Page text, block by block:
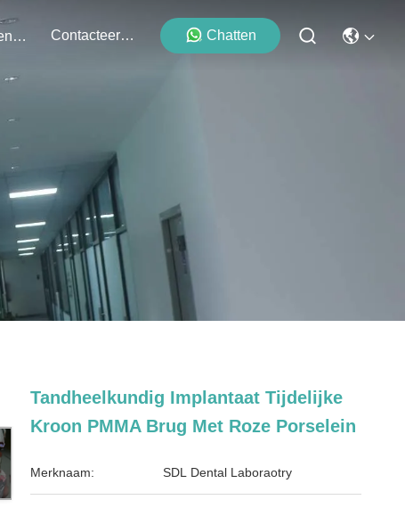
Evenementen Contacteer Ons Chatten
Tandheelkundig Implantaat Tijdelijke
Kroon PMMA Brug Met Roze Porselein
Merknaam: SDL Dental Laboraotry